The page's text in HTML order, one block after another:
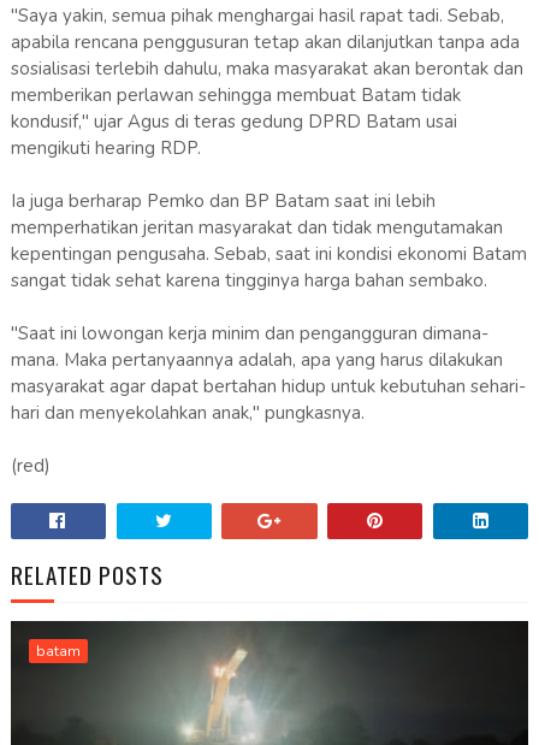
"Saya yakin, semua pihak menghargai hasil rapat tadi. Sebab,
apabila rencana penggusuran tetap akan dilanjutkan tanpa ada
sosialisasi terlebih dahulu, maka masyarakat akan berontak dan
memberikan perlawan sehingga membuat Batam tidak
kondusif," ujar Agus di teras gedung DPRD Batam usai
mengikuti hearing RDP.
Ia juga berharap Pemko dan BP Batam saat ini lebih
memperhatikan jeritan masyarakat dan tidak mengutamakan
kepentingan pengusaha. Sebab, saat ini kondisi ekonomi Batam
sangat tidak sehat karena tingginya harga bahan sembako.
"Saat ini lowongan kerja minim dan pengangguran dimana-
mana. Maka pertanyaannya adalah, apa yang harus dilakukan
masyarakat agar dapat bertahan hidup untuk kebutuhan sehari-
hari dan menyekolahkan anak," pungkasnya.
(red)
RELATED POSTS
batam